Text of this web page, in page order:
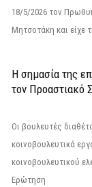
18/5/2026 τον
Μητσοτάκη και είχε
Η σημασία της
τον Προαστιακό
Οι βουλευτές
κοινοβουλευτικά
κοινοβουλευτικού
Ερώτηση